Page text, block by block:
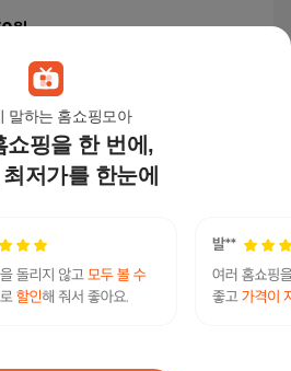
말하는 홈쇼핑모아
쇼핑을 한 번에,
저가를 한눈에
원
튼 블레이져 검정색 정장 자켓
원
스트라이프 재킷+팬츠